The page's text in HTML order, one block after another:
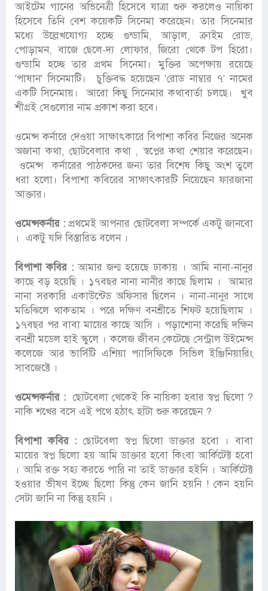
আইটেম গানের অভিনেত্রী হিসেবে যাত্রা শুরু করলেও নায়িকা
হিসেবে তিনি বেশ কয়েকটি সিনেমা করেছেন। তার সিনেমার
মধ্যে উল্লেখযোগ্য হচ্ছে গুন্ডামি, আড়াল, ক্রাইম রোড,
পোড়ামন, বাজে ছেলে-দ্য লোফার, জিরো থেকে টপ হিরো।
গুন্ডামি হচ্ছে তার প্রথম সিনেমা। মুক্তির অপেক্ষায় রয়েছে
'পাষান' সিনেমাটি। চুক্তিবদ্ধ হয়েছেন 'রোড নাম্বার ৭' নামের
একটি সিনেমায়। আরো কিছু সিনেমার কথাবার্তা চলছে। খুব
শীগ্রই সেগুলোর নাম প্রকাশ করা হবে।
ওমেন্স কর্নারে দেওয়া সাক্ষাৎকারে বিপাশা কবির নিজের অনেক
অজানা কথা, ছোটবেলার কথা , স্বপ্নের কথা শেয়ার করেছেন।
ওমেন্স কর্নারের পাঠকদের জন্য তার বিশেষ কিছু অংশ তুলে
ধরা হলো। বিপাশা কবিরের সাক্ষাৎকারটি নিয়েছেন ফারজানা
আক্তার।
ওমেন্সকর্নার : প্রথমেই আপনার ছোটবেলা সম্পর্কে একটু জানবো
। একটু যদি বিস্তারিত বলেন ।
বিপাশা কবির : আমার জন্ম হয়েছে ঢাকায় । আমি নানা-নানুর
কাছে বড় হয়েছি । ১৭বছর নানা নানীর কাছে ছিলাম । আমার
নানা সরকারি একাউন্টেড অফিসার ছিলেন । নানা-নানুর সাথে
মতিঝিলে থাকতাম । পরে দক্ষিণ বনশ্রীতে শিফট হয়েছিলাম ।
১৭বছর পর বাবা মায়ের কাছে আসি । পড়াশোনা করেছি দক্ষিন
বনশ্রী মডেল হাই স্কুলে । কলেজ জীবন কেটেছে সেন্ট্রাল উইমেন্স
কলেজে আর ভার্সিটি এশিয়া প্যাসিফিকে সিভিল ইঞ্জিনিয়ারিং
সাবজেক্টে ।
ওমেন্সকর্নার : ছোটবেলা থেকেই কি নায়িকা হবার স্বপ্ন ছিলো ?
নাকি শখের বসে এই পথে হঠাৎ হাঁটা শুরু করেছেন ?
বিপাশা কবির : ছোটবেলা স্বপ্ন ছিলো ডাক্তার হবো । বাবা
মায়ের স্বপ্ন ছিলো হয় আমি ডাক্তার হবো কিংবা আর্কিটেক্ট হবো
। আমি রক্ত সহ্য করতে পারি না তাই ডাক্তার হইনি । আর্কিটেক্ট
হওয়ার ভীষণ ইচ্ছে ছিলো কিন্তু কেন জানি হয়নি ! কেন হয়নি
সেটা জানি না কিন্তু হয়নি ।